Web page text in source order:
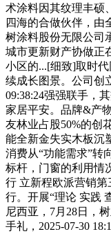
术涂料因其纹理丰硕
四海的合做伙伴，由
树涂料股份无限公司
城市更新财产协做正
小区的...[细致]取时
续成长图景。公司创
09:38:24强强联手，
家居平安。品牌&产
友林业占股50%的创
能全新金失实木板沉
消费从“功能需求”转
标杆，门窗的利用情
行 立新程欧派营销
行。开展“理论 实践
尼西亚，7月28日，
手礼，2025-07-30